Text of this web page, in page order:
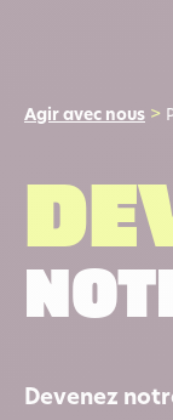
Agir avec nous >
Devenez